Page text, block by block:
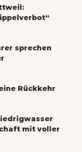
sprechen
Rückkehr
mit voller